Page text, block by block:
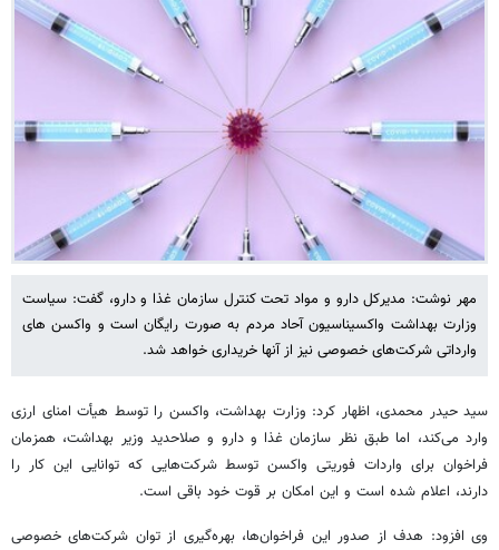
مهر نوشت: مدیرکل دارو و مواد تحت کنترل سازمان غذا و دارو، گفت: سیاست
وزارت بهداشت واکسیناسیون آحاد مردم به صورت رایگان است و واکسن های
وارداتی شرکت‌های خصوصی نیز از آنها خریداری خواهد شد.
سید حیدر محمدی، اظهار کرد: وزارت بهداشت، واکسن را توسط هیأت امنای ارزی
وارد می‌کند، اما طبق نظر سازمان غذا و دارو و صلاحدید وزیر بهداشت، همزمان
فراخوان برای واردات فوریتی واکسن توسط شرکت‌هایی که توانایی این کار را
دارند، اعلام شده است و این امکان بر قوت خود باقی است.
وی افزود: هدف از صدور این فراخوان‌ها، بهره‌گیری از توان شرکت‌های خصوصی